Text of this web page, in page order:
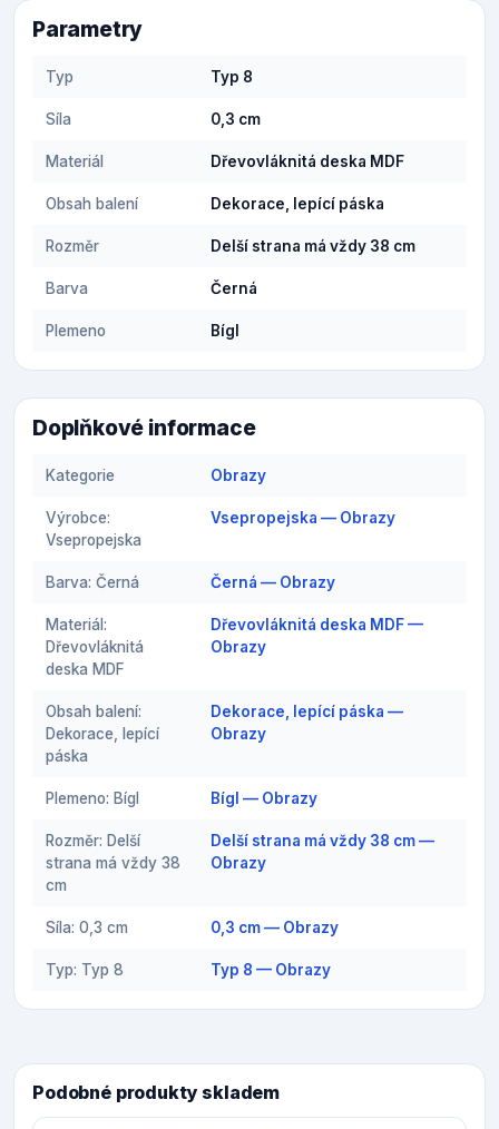
Parametry
Typ Typ 8
Síla 0,3 cm
Materiál Dřevovláknitá deska MDF
Obsah balení Dekorace, lepící páska
Rozměr Delší strana má vždy 38 cm
Barva Černá
Plemeno Bígl
Doplňkové informace
Kategorie Obrazy
Výrobce:
Vsepropejska
Vsepropejska — Obrazy
Barva: Černá Černá — Obrazy
Materiál:
Dřevovláknitá
deska MDF
Dřevovláknitá deska MDF —
Obrazy
Obsah balení:
Dekorace, lepící
páska
Dekorace, lepící páska —
Obrazy
Plemeno: Bígl Bígl — Obrazy
Rozměr: Delší
strana má vždy 38
cm
Delší strana má vždy 38 cm —
Obrazy
Síla: 0,3 cm 0,3 cm — Obrazy
Typ: Typ 8 Typ 8 — Obrazy
Podobné produkty skladem